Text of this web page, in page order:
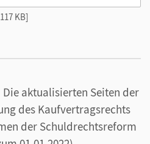
KB]
aktualisierten Seiten der
des Kaufvertragsrechts
der Schuldrechtsreform